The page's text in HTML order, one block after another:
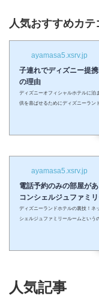
人気おすすめカテ
ayamasa5.xsrv.jp
子連れでディズニー提
の理由
ディズニーオフィシャルホテルに泊
供を喜ばせるためにディズニーラン
ラした夢の国を可愛い我が子に見
ayamasa5.xsrv.jp
電話予約のみの部屋が
コンシェルジュファミ
ディズニーランドホテルの裏技！ネ
シェルジュファミリールームという
ュ・スーペリアルーム（パークビ
人気記事